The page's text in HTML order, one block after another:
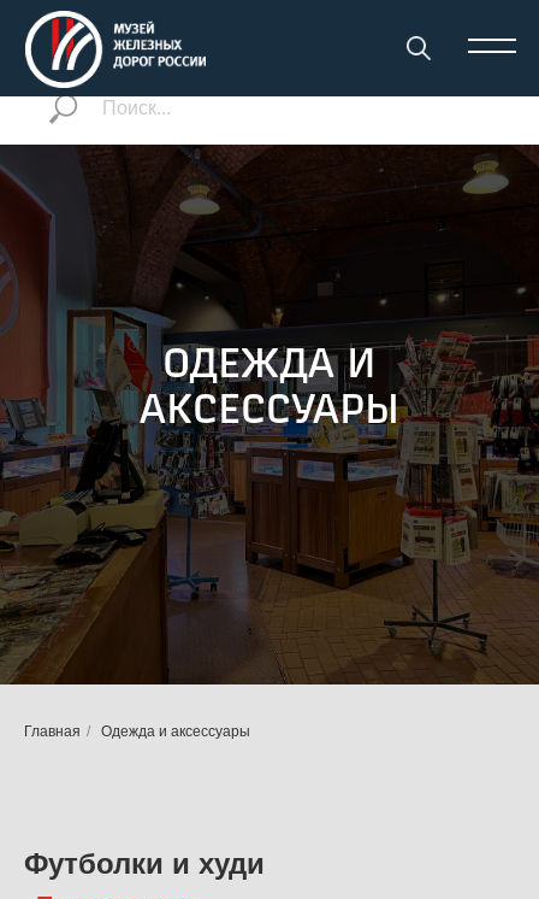
ОДЕЖДА И
АКСЕССУАРЫ
Главная / Одежда и аксессуары
Футболки и худи